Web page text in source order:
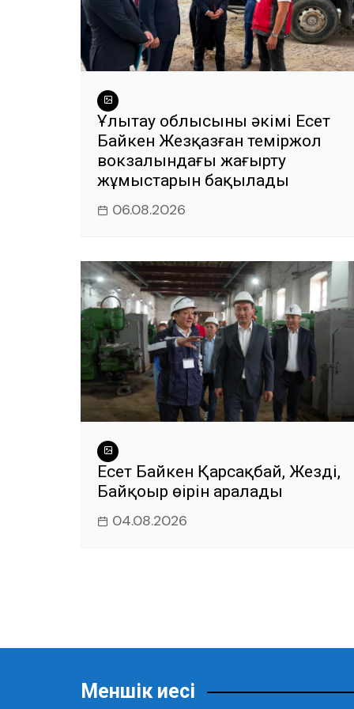
Ұлытау облысының әкімі Есет
Байкен Жезқазған теміржол
вокзалындағы жаңғырту
жұмыстарын бақылады
06.08.2026
Есет Байкен Қарсақбай, Жезді,
Байқоңыр өңірін аралады
04.08.2026
Меншік иесі